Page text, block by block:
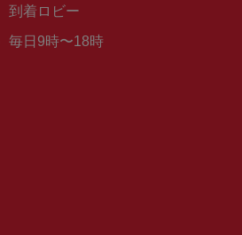
場
到着ロビー
営
毎日9時〜18時